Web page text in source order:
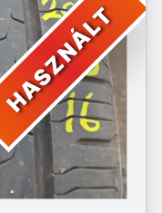
HASZNÁLT